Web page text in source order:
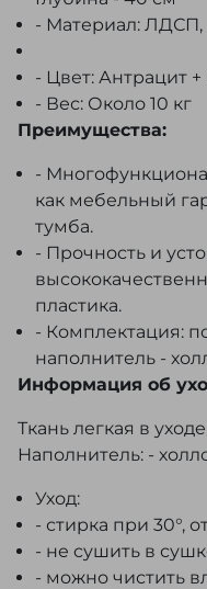
- Материал: ЛДСП,
- Цвет: Антрацит
- Вес: Около 10 кг
Преимущества:
-
как мебельный
тумба.
- Прочность и
пластика.
- Комплектация:
наполнитель -
Информация об
Ткань легкая в
Наполнитель: -
Уход:
- стирка при 30°,
- не сушить в
- можно чистить